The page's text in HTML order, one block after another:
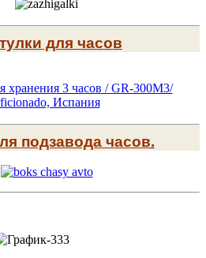
для часов
подзавода часов.